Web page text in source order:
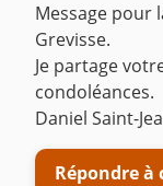
Message pour
Grevisse.
Je partage
condoléances.
Daniel Saint-
Répondre à